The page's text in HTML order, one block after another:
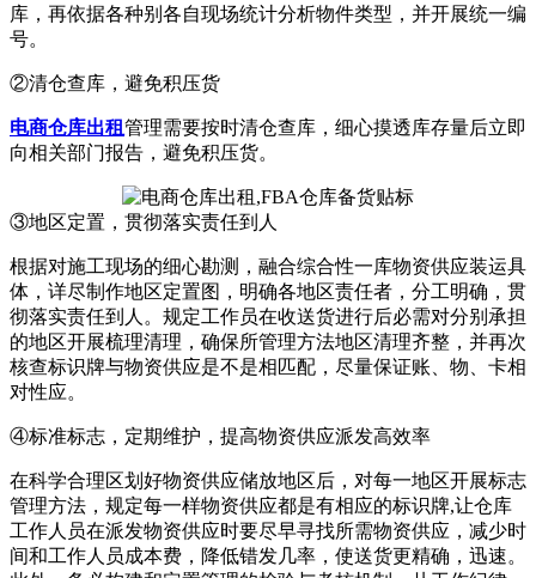
库，再依据各种别各自现场统计分析物件类型，并开展统一编
号。
②清仓查库，避免积压货
电商仓库出租管理需要按时清仓查库，细心摸透库存量后立即
向相关部门报告，避免积压货。
③地区定置，贯彻落实责任到人
根据对施工现场的细心勘测，融合综合性一库物资供应装运具
体，详尽制作地区定置图，明确各地区责任者，分工明确，贯
彻落实责任到人。规定工作员在收送货进行后必需对分别承担
的地区开展梳理清理，确保所管理方法地区清理齐整，并再次
核查标识牌与物资供应是不是相匹配，尽量保证账、物、卡相
对性应。
④标准标志，定期维护，提高物资供应派发高效率
在科学合理区划好物资供应储放地区后，对每一地区开展标志
管理方法，规定每一样物资供应都是有相应的标识牌,让仓库
工作人员在派发物资供应时要尽早寻找所需物资供应，减少时
间和工作人员成本费，降低错发几率，使送货更精确，迅速。